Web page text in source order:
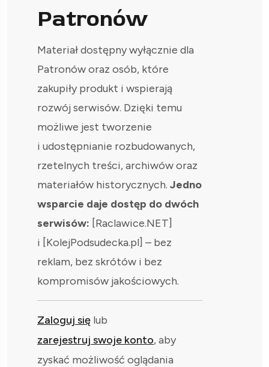
Patronów
Materiał dostępny wyłącznie dla
Patronów oraz osób, które
zakupiły produkt i wspierają
rozwój serwisów. Dzięki temu
możliwe jest tworzenie
i udostępnianie rozbudowanych,
rzetelnych treści, archiwów oraz
materiałów historycznych. Jedno
wsparcie daje dostęp do dwóch
serwisów: [Raclawice.NET]
i [KolejPodsudecka.pl] – bez
reklam, bez skrótów i bez
kompromisów jakościowych.
Zaloguj się lub
zarejestruj swoje konto, aby
zyskać możliwość oglądania